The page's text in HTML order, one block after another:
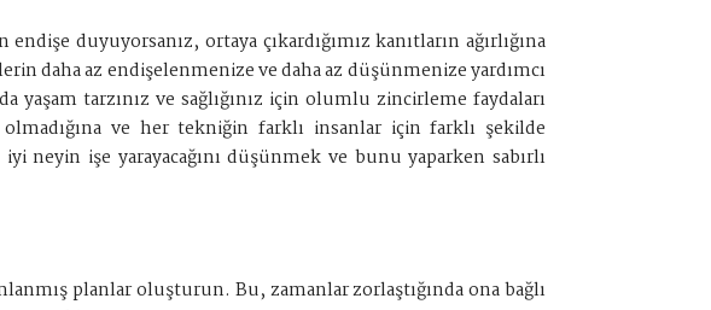
duyuyorsanız, ortaya çıkardığımız kanıtların ağırlığına
daha az endişelenmenize ve daha az düşünmenize yardımcı
yaşam tarzınız ve sağlığınız için olumlu zincirleme faydaları
ve her tekniğin farklı insanlar için farklı şekilde
işe yarayacağını düşünmek ve bunu yaparken sabırlı
planlar oluşturun. Bu, zamanlar zorlaştığında ona bağlı